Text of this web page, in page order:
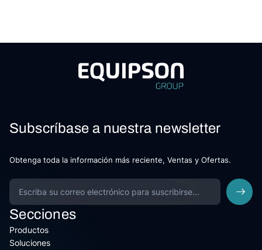
Subscríbase a nuestra newsletter
Obtenga toda la información más reciente, Ventas y Ofertas.
Secciones
Productos
Soluciones